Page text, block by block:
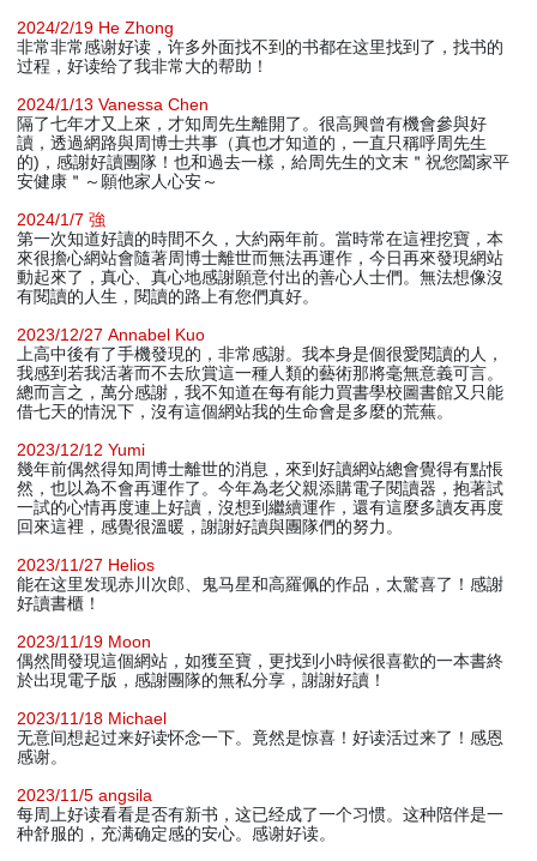
2024/2/19 He Zhong
非常非常感谢好读，许多外面找不到的书都在这里找到了，找书的
过程，好读给了我非常大的帮助！
2024/1/13 Vanessa Chen
隔了七年才又上來，才知周先生離開了。很高興曾有機會參與好
讀，透過網路與周博士共事（真也才知道的，一直只稱呼周先生
的)，感謝好讀團隊！也和過去一樣，給周先生的文末＂祝您闔家平
安健康＂～願他家人心安～
2024/1/7 強
第一次知道好讀的時間不久，大約兩年前。當時常在這裡挖寶，本
來很擔心網站會隨著周博士離世而無法再運作，今日再來發現網站
動起來了，真心、真心地感謝願意付出的善心人士們。無法想像沒
有閱讀的人生，閱讀的路上有您們真好。
2023/12/27 Annabel Kuo
上高中後有了手機發現的，非常感謝。我本身是個很愛閱讀的人，
我感到若我活著而不去欣賞這一種人類的藝術那將毫無意義可言。
總而言之，萬分感謝，我不知道在每有能力買書學校圖書館又只能
借七天的情況下，沒有這個網站我的生命會是多麼的荒蕪。
2023/12/12 Yumi
幾年前偶然得知周博士離世的消息，來到好讀網站總會覺得有點悵
然，也以為不會再運作了。今年為老父親添購電子閱讀器，抱著試
一試的心情再度連上好讀，沒想到繼續運作，還有這麼多讀友再度
回來這裡，感覺很溫暖，謝謝好讀與團隊們的努力。
2023/11/27 Helios
能在这里发现赤川次郎、鬼马星和高羅佩的作品，太驚喜了！感謝
好讀書櫃！
2023/11/19 Moon
偶然間發現這個網站，如獲至寶，更找到小時候很喜歡的一本書終
於出現電子版，感謝團隊的無私分享，謝謝好讀！
2023/11/18 Michael
无意间想起过来好读怀念一下。竟然是惊喜！好读活过来了！感恩
感谢。
2023/11/5 angsila
每周上好读看看是否有新书，这已经成了一个习惯。这种陪伴是一
种舒服的，充满确定感的安心。感谢好读。